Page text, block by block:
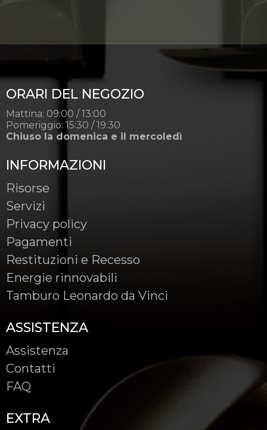
ORARI DEL NEGOZIO
Mattina: 09:00 / 13:00
Pomeriggio: 15:30 / 19:30
Chiuso la domenica e il mercoledì
INFORMAZIONI
Risorse
Servizi
Privacy policy
Pagamenti
Restituzioni e Recesso
Energie rinnovabili
Tamburo Leonardo da Vinci
ASSISTENZA
Assistenza
Contatti
FAQ
EXTRA